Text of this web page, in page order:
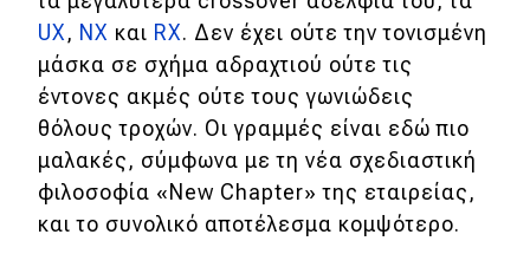
UX, NX και RX. Δεν έχει ούτε την τονισμένη
μάσκα σε σχήμα αδραχτιού ούτε τις
έντονες ακμές ούτε τους γωνιώδεις
θόλους τροχών. Οι γραμμές είναι εδώ πιο
μαλακές, σύμφωνα με τη νέα σχεδιαστική
φιλοσοφία «New Chapter» της εταιρείας,
και το συνολικό αποτέλεσμα κομψότερο.